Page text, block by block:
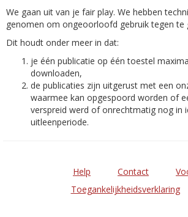
We gaan uit van je fair play. We hebben
genomen om ongeoorloofd gebruik tegen te
Dit houdt onder meer in dat:
je één publicatie op één toestel
downloaden,
de publicaties zijn uitgerust met een
waarmee kan opgespoord worden of
verspreid werd of onrechtmatig nog in
uitleenperiode.
Help Contact
Toegankelijkheidsverklaring